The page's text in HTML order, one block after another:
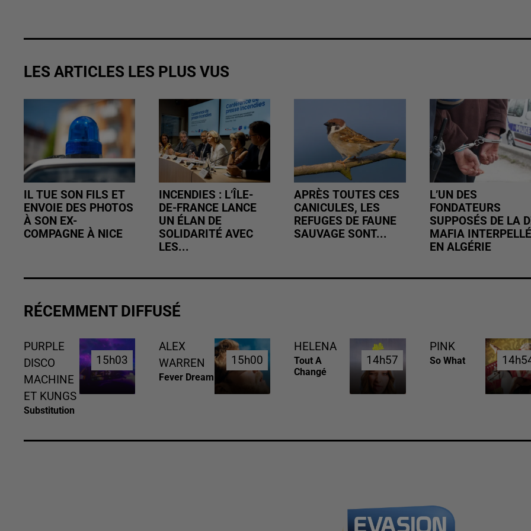
LES ARTICLES LES PLUS VUS
IL TUE SON FILS ET
ENVOIE DES PHOTOS
À SON EX-
COMPAGNE À NICE
INCENDIES : L’ÎLE-
DE-FRANCE LANCE
UN ÉLAN DE
SOLIDARITÉ AVEC
LES...
APRÈS TOUTES CES
CANICULES, LES
REFUGES DE FAUNE
SAUVAGE SONT...
L’UN DES
FONDATEURS
SUPPOSÉS DE LA
MAFIA INTERPELLÉ
EN ALGÉRIE
RÉCEMMENT DIFFUSÉ
PURPLE
DISCO
MACHINE
ET KUNGS
Substitution
15h03
15h03
ALEX
WARREN
Fever Dream
15h00
15h00
HELENA
Tout A
Changé
14h57
14h57
PINK
So What